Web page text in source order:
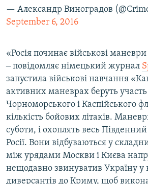
— Александр Виноградов
September 6, 2016
«Росія починає військові
‒ повідомляє німецький журнал
запустила військові навчання
активних маневрах беруть участь
Чорноморського і Каспійського
кількість бойових літаків.
суботи, і охоплять весь
Росії. Вони відбуваються у
між урядами Москви і Києва
нещодавно звинуватив Україну у
диверсантів до Криму, щоб